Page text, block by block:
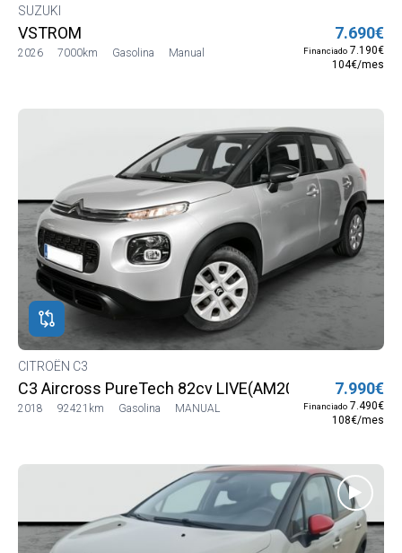
SUZUKI
VSTROM
2026 7000km Gasolina Manual
7.690€
Financiado 7.190€
104€/mes
CITROËN C3
C3 Aircross PureTech 82cv LIVE(AM20)
2018 92421km Gasolina MANUAL
7.990€
Financiado 7.490€
108€/mes